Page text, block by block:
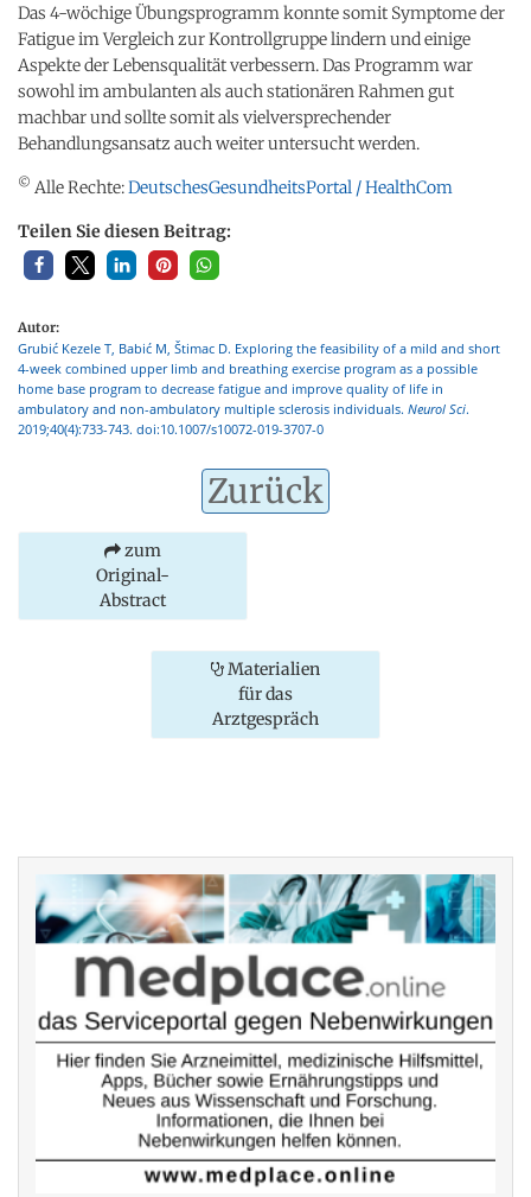
Das 4-wöchige Übungsprogramm konnte somit Symptome der
Fatigue im Vergleich zur Kontrollgruppe lindern und einige
Aspekte der Lebensqualität verbessern. Das Programm war
sowohl im ambulanten als auch stationären Rahmen gut
machbar und sollte somit als vielversprechender
Behandlungsansatz auch weiter untersucht werden.
© Alle Rechte:DeutschesGesundheitsPortal / HealthCom
Teilen Sie diesen Beitrag:
Autor:
Grubić Kezele T, Babić M, Štimac D. Exploring the feasibility of a mild and short
4-week combined upper limb and breathing exercise program as a possible
home base program to decrease fatigue and improve quality of life in
ambulatory and non-ambulatory multiple sclerosis individuals. Neurol Sci.
2019;40(4):733-743. doi:10.1007/s10072-019-3707-0
Zurück
zum
Original-
Abstract
Materialien
für das
Arztgespräch